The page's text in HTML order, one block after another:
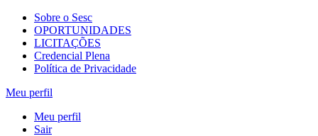
Sobre o Sesc
OPORTUNIDADES
LICITAÇÕES
Credencial Plena
Política de Privacidade
Meu perfil
Meu perfil
Sair